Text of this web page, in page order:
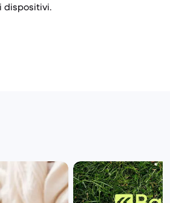
dispositivi.